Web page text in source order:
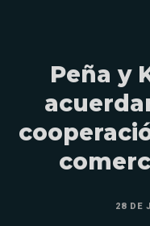
Peña y
28 DE